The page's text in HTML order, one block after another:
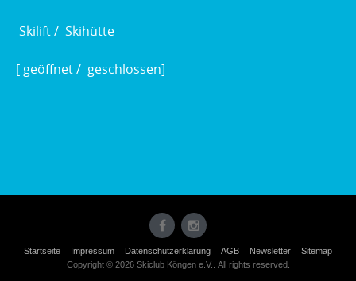
Skilift / Skihütte
[ geöffnet / geschlossen]
Startseite Impressum Datenschutzerklärung AGB Newsletter
Sitemap
Copyright © 2026 Skiclub Köngen e.V.. All rights reserved.